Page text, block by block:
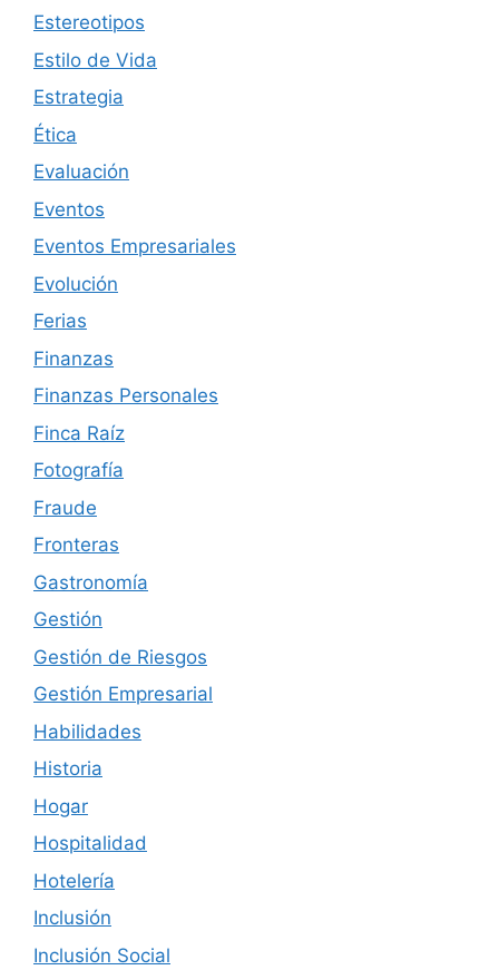
Estereotipos
Estilo de Vida
Estrategia
Ética
Evaluación
Eventos
Eventos Empresariales
Evolución
Ferias
Finanzas
Finanzas Personales
Finca Raíz
Fotografía
Fraude
Fronteras
Gastronomía
Gestión
Gestión de Riesgos
Gestión Empresarial
Habilidades
Historia
Hogar
Hospitalidad
Hotelería
Inclusión
Inclusión Social